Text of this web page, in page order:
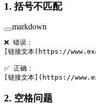
1. 括号不匹配
markdown
❌ 错误：
[链接文本(https://
✅ 正确：
链接文本 ]( https://
2. 空格问题